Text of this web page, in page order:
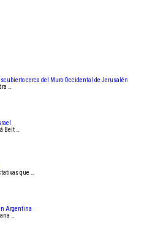
cerca del Muro Occidental de Jerusalén
…
Beit …
que …
Argentina
…